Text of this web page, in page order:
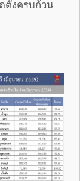
ตั้งครบถ้วน